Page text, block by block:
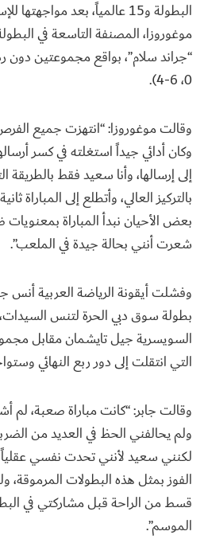
البطولة و15 عالمياً، بعد
موغوروزا، المصنفة التاسعة في
0، 6-4).
وقالت موغوروزا: “انتهزت جميع
وكان أدائي جيداً استغلته في كسر
إلى إرسالها، وأنا سعيد فقط بالطريقة
بالتركيز العالي، وأتطلع إلى المباراة
بعض الأحيان نبدأ المباراة
شعرت أنني بحالة جيدة في الملعب”.
وفشلت أيقونة الرياضة العربية أنس
بطولة سوق دبي الحرة لتنس
التي انتقلت إلى دور ربع النهائي
وقالت جابر: “كانت مباراة صعبة، لم
ولم يحالفني الحظ في العديد من
لكنني سعيد لأنني تحدت نفسي
الفوز بمثل هذه البطولات المرموقة،
قسط من الراحة قبل مشاركتي في
الموسم”.